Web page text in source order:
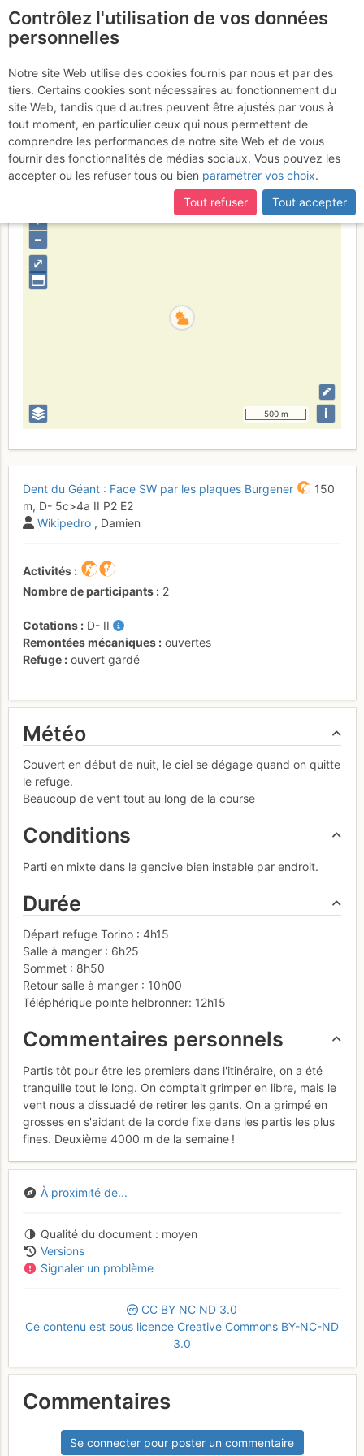
Dent du Géant : Face
SW par les plaques
Burgener
Vendredi 16 juin 2017
Haute-Savoie
⤢
+
–
500 m i
Dent du Géant : Face SW par les plaques Burgener
150
m, D- 5c>4a II P2 E2
Wikipedro , Damien
Activités
Nombre de participants
2
Cotations D- II
Remontées mécaniques
ouvertes
Refuge
ouvert gardé
Météo
Couvert en début de nuit, le ciel se dégage quand on quitte
le refuge.
Beaucoup de vent tout au long de la course
Conditions
Parti en mixte dans la gencive bien instable par endroit.
Durée
Départ refuge Torino : 4h15
Salle à manger : 6h25
Sommet : 8h50
Retour salle à manger : 10h00
Téléphérique pointe helbronner: 12h15
Commentaires personnels
Partis tôt pour être les premiers dans l'itinéraire, on a été
tranquille tout le long. On comptait grimper en libre, mais le
vent nous a dissuadé de retirer les gants. On a grimpé en
grosses en s'aidant de la corde fixe dans les partis les plus
fines. Deuxième 4000 m de la semaine !
À proximité de...
Qualité du document
moyen
Versions
Signaler un problème
CC BY NC ND 3.0
Ce contenu est sous licence Creative Commons BY-NC-ND
3.0
Commentaires
Se connecter pour poster un commentaire
Contrôlez l'utilisation de vos données
personnelles
Notre site Web utilise des cookies fournis par nous et par des
tiers. Certains cookies sont nécessaires au fonctionnement du
site Web, tandis que d'autres peuvent être ajustés par vous à
tout moment, en particulier ceux qui nous permettent de
comprendre les performances de notre site Web et de vous
fournir des fonctionnalités de médias sociaux. Vous pouvez les
accepter ou les refuser tous ou bien paramétrer vos choix.
Tout refuser
Tout accepter